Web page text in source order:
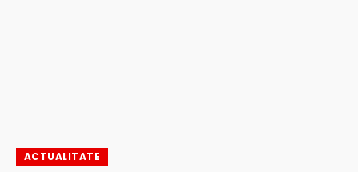
ACTUALITATE